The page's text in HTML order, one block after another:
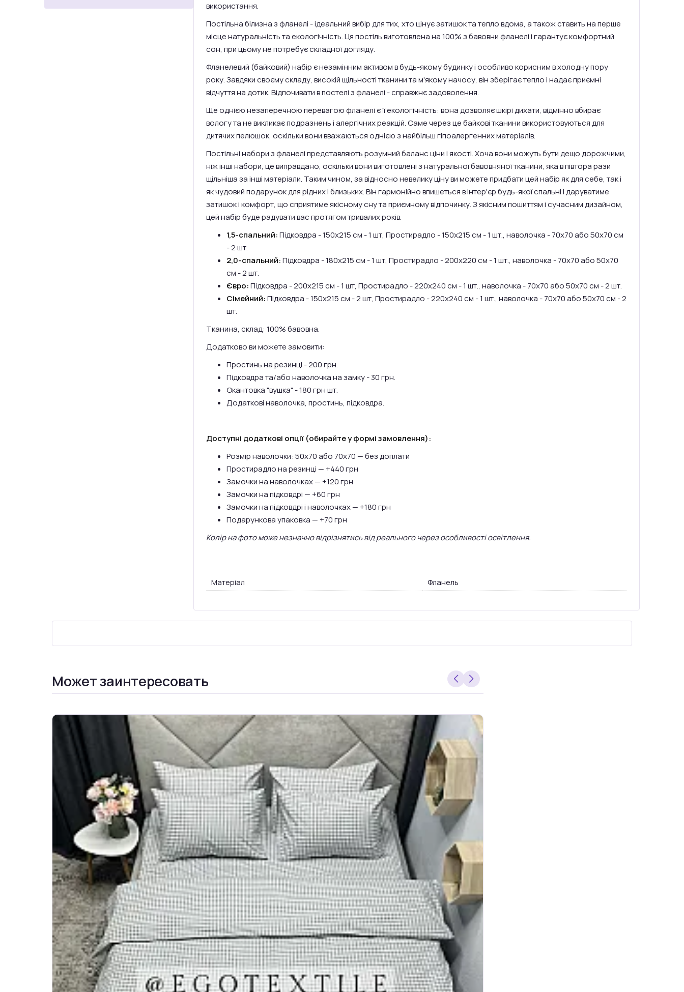
використання.
Постільна білизна з фланелі - ідеальний вибір для тих, хто цінує затишок та тепло вдома, а також ставить на перше
місце натуральність та екологічність. Ця постіль виготовлена на 100% з бавовни фланелі і гарантує комфортний
сон, при цьому не потребує складної догляду.
Фланелевий (байковий) набір є незамінним активом в будь-якому будинку і особливо корисним в холодну пору
року. Завдяки своєму складу, високій щільності тканини та м'якому начосу, він зберігає тепло і надає приємні
відчуття на дотик. Відпочивати в постелі з фланелі - справжнє задоволення.
Ще однією незаперечною перевагою фланелі є її екологічність: вона дозволяє шкірі дихати, відмінно вбирає
вологу та не викликає подразнень і алергічних реакцій. Саме через це байкові тканини використовуються для
дитячих пелюшок, оскільки вони вважаються однією з найбільш гіпоалергенних матеріалів.
Постільні набори з фланелі представляють розумний баланс ціни і якості. Хоча вони можуть бути дещо дорожчими,
ніж інші набори, це виправдано, оскільки вони виготовлені з натуральної бавовняної тканини, яка в півтора рази
щільніша за інші матеріали. Таким чином, за відносно невелику ціну ви можете придбати цей набір як для себе, так і
як чудовий подарунок для рідних і близьких. Він гармонійно впишеться в інтер'єр будь-якої спальні і даруватиме
затишок і комфорт, що сприятиме якісному сну та приємному відпочинку. З якісним пошиттям і сучасним дизайном,
цей набір буде радувати вас протягом тривалих років.
1,5-спальний:Підковдра - 150х215 см - 1 шт, Простирадло - 150х215 см - 1 шт., наволочка - 70х70 або 50х70 см
- 2 шт.
2,0-спальний:Підковдра - 180х215 см - 1 шт, Простирадло - 200х220 см - 1 шт., наволочка - 70х70 або 50х70
см - 2 шт.
Євро:Підковдра - 200х215 см - 1 шт, Простирадло - 220х240 см - 1 шт., наволочка - 70х70 або 50х70 см - 2 шт.
Сімейний:Підковдра - 150х215 см - 2 шт, Простирадло - 220х240 см - 1 шт., наволочка - 70х70 або 50х70 см - 2
шт.
Тканина, склад: 100% бавовна.
Додатково ви можете замовити:
Простинь на резинці - 200 грн.
Підковдра та/або наволочка на замку - 30 грн.
Окантовка "вушка" - 180 грн шт.
Додаткові наволочка, простинь, підковдра.
Доступні додаткові опції (обирайте у формі замовлення):
Розмір наволочки: 50х70 або 70х70 — без доплати
Простирадло на резинці — +440 грн
Замочки на наволочках — +120 грн
Замочки на підковдрі — +60 грн
Замочки на підковдрі і наволочках — +180 грн
Подарункова упаковка — +70 грн
Колір на фото може незначно відрізнятись від реального через особливості освітлення.
Матеріал Фланель
Может заинтересовать